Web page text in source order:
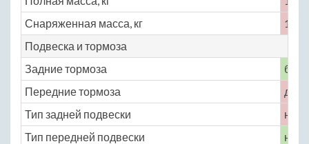
Снаряженная масса, кг
1105
Подвеска и тормоза
Задние тормоза
Передние тормоза
Тип задней подвески
Тип передней подвески